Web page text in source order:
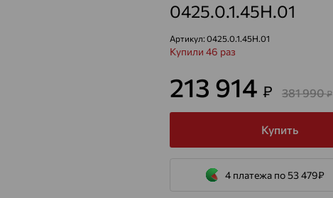
0425.0.1.45H.01
Артикул: 0425.0.1.45H.01
Купили 46 раз
213 914 ₽ 381 990₽
Купить
4 платежа по 53 479₽